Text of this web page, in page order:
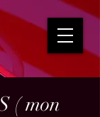
( mon